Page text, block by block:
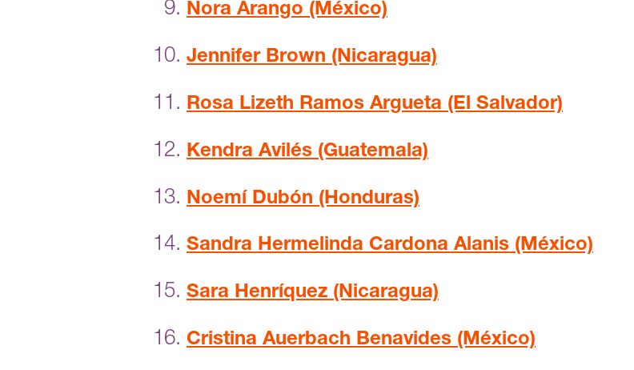
Nora Arango (México)
Jennifer Brown (Nicaragua)
Rosa Lizeth Ramos Argueta (El Salvador)
Kendra Avilés (Guatemala)
Noemí Dubón (Honduras)
Sandra Hermelinda Cardona Alanis (México)
Sara Henríquez (Nicaragua)
Cristina Auerbach Benavides (México)